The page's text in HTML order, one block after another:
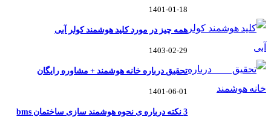
1401-01-18
همه چیز در مورد کلید هوشمند کولر آبی
1403-02-29
تحقیق درباره خانه هوشمند + مشاوره رایگان
1401-06-01
3 نکته درباره ی نحوه هوشمند سازی ساختمان bms